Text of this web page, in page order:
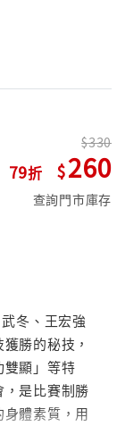
79
330
260
查詢門市庫存
冬、王宏強
勝的秘技，
雙顯」等特
是比賽制勝
體素質，用